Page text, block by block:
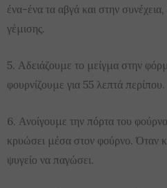
ένα-ένα τα αβγά και στην
γέμισης.
5. Αδειάζουμε το μείγμα στην
φουρνίζουμε για 55 λεπτά περίπου.
6. Ανοίγουμε την πόρτα του
κρυώσει μέσα στον φούρνο. Όταν
ψυγείο να παγώσει.